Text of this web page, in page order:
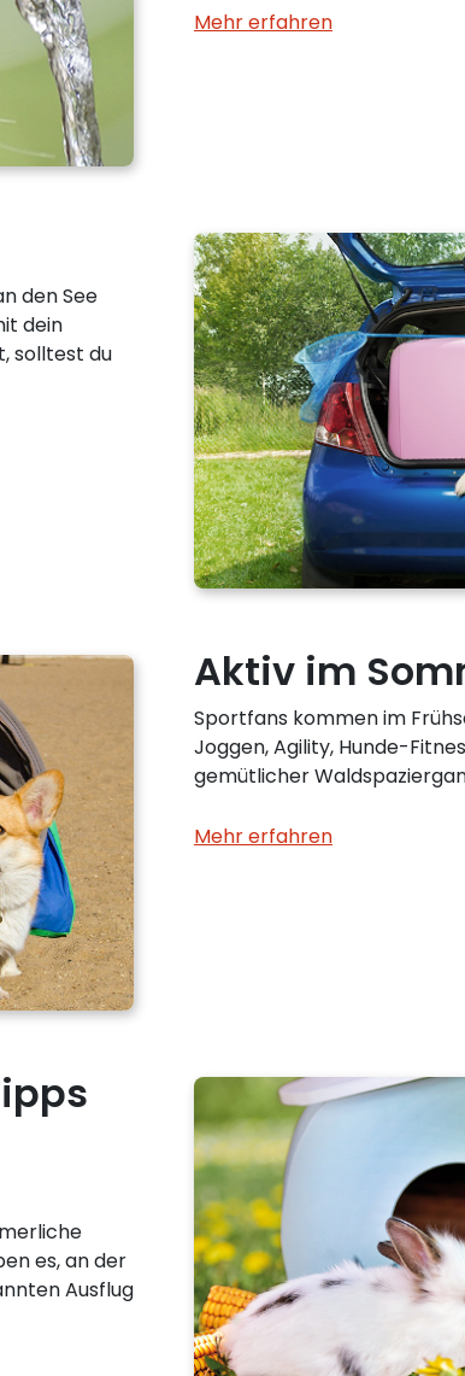
Mehr erfahren
den See
dein
solltest du
Aktiv im
Sportfans kommen im
Joggen, Agility, Hunde-
gemütlicher
Mehr erfahren
es, an der
Ausflug